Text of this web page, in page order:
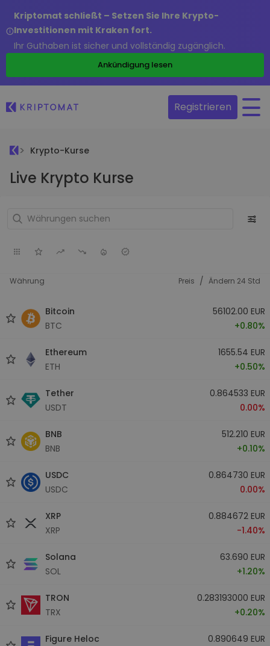
Kriptomat schließt – Setzen Sie Ihre Krypto-
Investitionen mit Kraken fort.
Ihr Guthaben ist sicher und vollständig zugänglich.
Ankündigung lesen
Registrieren
Krypto-Kurse
Live Krypto Kurse
Währung Preis / Ändern 24 Std
Bitcoin
BTC
56102.00 EUR
+0.80%
Ethereum
ETH
1655.54 EUR
+0.50%
Tether
USDT
0.864533 EUR
0.00%
BNB
BNB
512.210 EUR
+0.10%
USDC
USDC
0.864730 EUR
0.00%
XRP
XRP
0.884672 EUR
-1.40%
Solana
SOL
63.690 EUR
+1.20%
TRON
TRX
0.283193000 EUR
+0.20%
Figure Heloc
0.890649 EUR